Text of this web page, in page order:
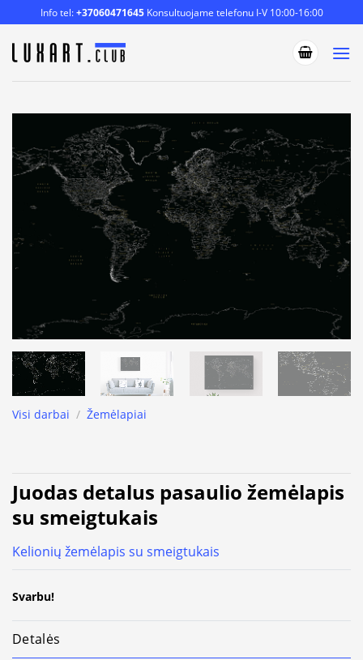
to
content
Info tel:+37060471645Konsultuojame telefonu I-V 10:00-16:00
Visi darbai / Žemėlapiai
Juodas detalus pasaulio žemėlapis
su smeigtukais
Kelionių žemėlapis su smeigtukais
Svarbu!
Detalės